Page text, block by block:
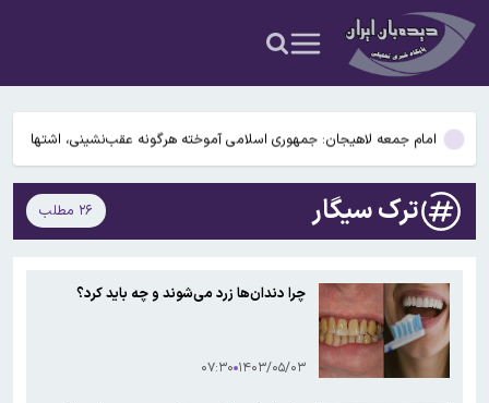
لبنان
آمریکا و اسرائیل سامانه «پیکان» را آزمایش کردند
آغاز ثبت‌نام‌ آزمون کارشناسی ارشد علوم پزشکی از فردا
امام جمعه لاهیجان: جمهوری اسلامی آموخته هرگونه عقب‌نشینی، اشتها
و جسارت دشمن را بیشتر می‌کند
رگبار و رعدوبرق در راه شمال کشور؛ تهران خنک‌تر می‌شود
تداوم نقض آتش‌بس؛حمله توپخانه‌ای و پهپادی اسرائیل به چند شهرک در
آمریکا و اسرائیل سامانه «پیکان» را آزمایش کردند
…
ترک سیگار ۲۶ مطلب
چرا دندان‌ها زرد می‌شوند و چه باید کرد؟
۱۴۰۳/۰۵/۰۳ ۰۷:۳۰